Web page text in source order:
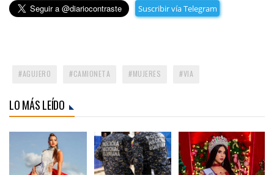
Suscribir vía Telegram
AGUJERO CAMIONETA MUJERES VIA
LO MÁS LEÍDO